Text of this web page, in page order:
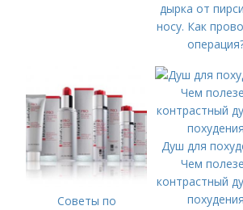
дырка от
носу. Как
Советы по
Душ для
Чем
контрастный
похудения